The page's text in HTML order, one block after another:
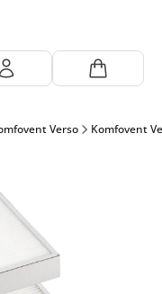
Verso Komfovent